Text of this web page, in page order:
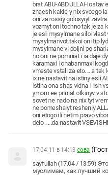
brat ABU-ABDULLAH ostav
znaesh kakie y nix svoego
oni za rossiy golosyiyt
vozmyt oni tochno tak je za
je esli mysylmane siloi vlast
mysylmanvot takoi oni tip
mysylmane vi doljni po
no oni ne pomniat i ia daje
karamaxi i chabanmaxi
vmeste vstali za eto.....a tak
ix ne nastavit na istiny esli
istina ona shas vidna i lish
ymom ee priniat otkinyv v
sovet ne nado na nix tyt
ne pomeshaiyt resheniy
oni etogo ili netim pravo
delo .....da nastavit
17.04.11 в 14:13 сова
sayfullah (17.04 / 13:59)
муслимам, как лучший